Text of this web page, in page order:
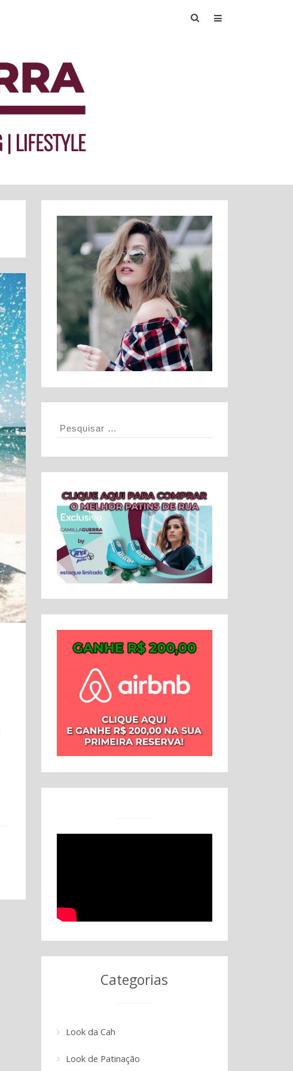
Categorias
Look da Cah
Look de Patinação